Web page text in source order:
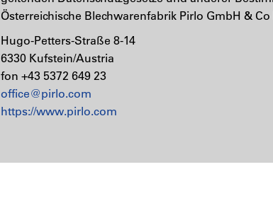
Österreichische Blechwarenfabrik Pirlo GmbH & Co
Hugo-Petters-Straße 8-14
6330 Kufstein/Austria
fon +43 5372 649 23
office@pirlo.com
https://www.pirlo.com